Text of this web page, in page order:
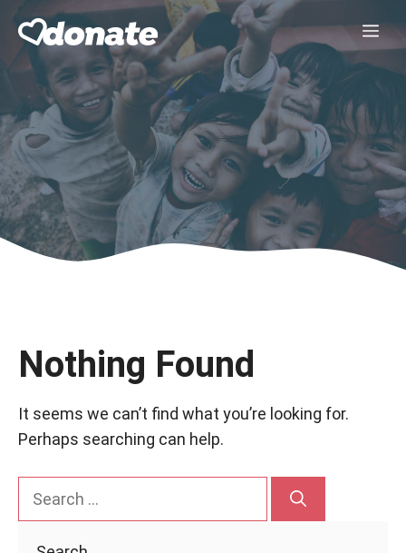
Skip
content
Nothing Found
It seems we can’t find what you’re looking for.
Perhaps searching can help.